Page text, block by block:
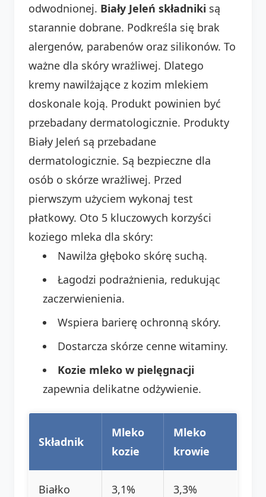
odwodnionej. Biały Jeleń składniki są
starannie dobrane. Podkreśla się brak
alergenów, parabenów oraz silikonów. To
ważne dla skóry wrażliwej. Dlatego
kremy nawilżające z kozim mlekiem
doskonale koją. Produkt powinien być
przebadany dermatologicznie. Produkty
Biały Jeleń są przebadane
dermatologicznie. Są bezpieczne dla
osób o skórze wrażliwej. Przed
pierwszym użyciem wykonaj test
płatkowy. Oto 5 kluczowych korzyści
koziego mleka dla skóry:
Nawilża głęboko skórę suchą.
Łagodzi podrażnienia, redukując
zaczerwienienia.
Wspiera barierę ochronną skóry.
Dostarcza skórze cenne witaminy.
Kozie mleko w pielęgnacji
zapewnia delikatne odżywienie.
Składnik
Mleko
kozie
Mleko
krowie
Białko 3,1% 3,3%